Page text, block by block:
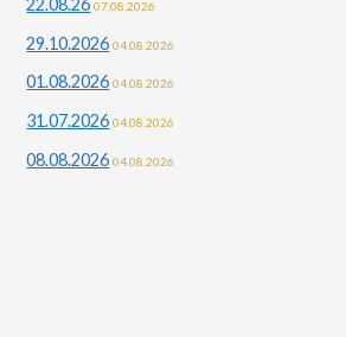
22.08.26 07.08.2026
29.10.2026 04.08.2026
01.08.2026 04.08.2026
31.07.2026 04.08.2026
08.08.2026 04.08.2026